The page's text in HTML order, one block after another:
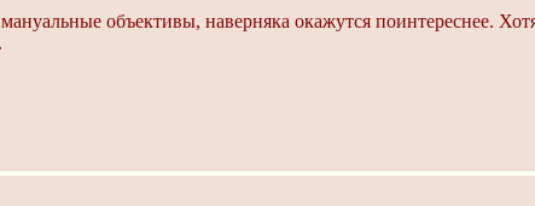
объективы, наверняка окажутся поинтереснее.